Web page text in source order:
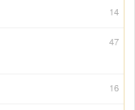
14
47
16